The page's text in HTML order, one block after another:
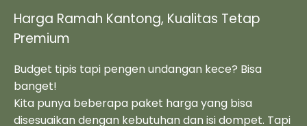
Harga Ramah Kantong, Kualitas Tetap
Premium
Budget tipis tapi pengen undangan kece? Bisa
banget!
Kita punya beberapa paket harga yang bisa
disesuaikan dengan kebutuhan dan isi dompet. Tapi